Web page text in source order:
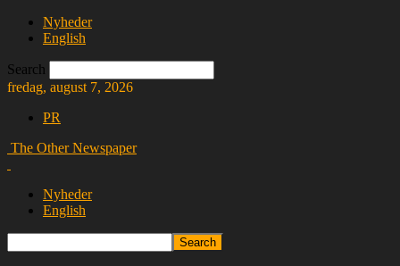
Nyheder
English
Search
fredag, august 7, 2026
PR
The Other Newspaper
Nyheder
English